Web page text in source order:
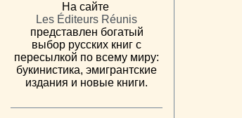
На сайте
Les Éditeurs Réunis
представлен богатый
выбор русских книг с
пересылкой по всему миру:
букинистика, эмигрантские
издания и новые книги.